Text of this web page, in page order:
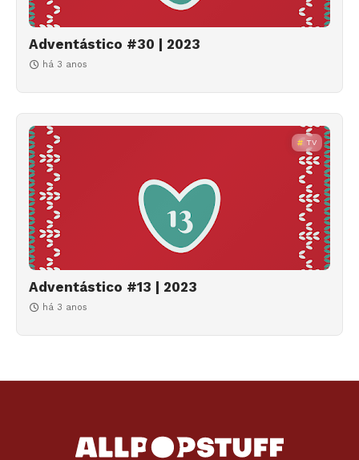
Adventástico #30 | 2023
há 3 anos
TV
Adventástico #13 | 2023
há 3 anos